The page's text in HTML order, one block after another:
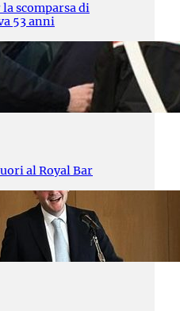
scomparsa di
53 anni
al Royal Bar